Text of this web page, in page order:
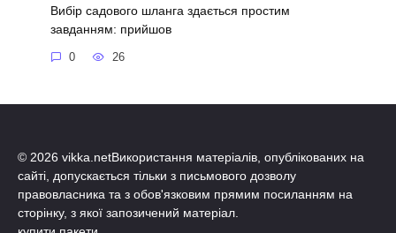
Вибір садового шланга здається простим
завданням: прийшов
0 26
© 2026 vikka.netВикористання матеріалів, опублікованих на
сайті, допускається тільки з письмового дозволу
правовласника та з обов'язковим прямим посиланням на
сторінку, з якої запозичений матеріал.